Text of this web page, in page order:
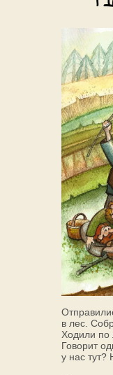
в лес.
Ходили по
Говорит
у нас тут?